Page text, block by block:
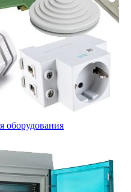
оборудования